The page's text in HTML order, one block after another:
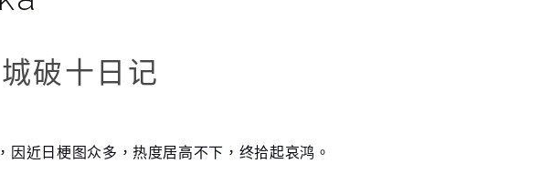
破十日记
因近日梗图众多，热度居高不下，终拾起哀鸿。